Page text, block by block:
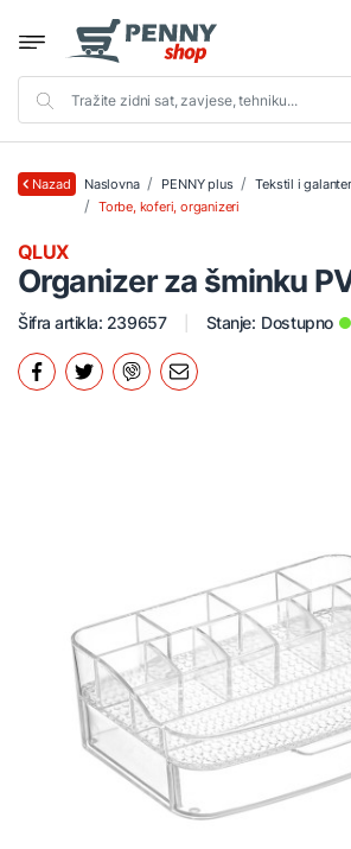
Nazad Naslovna PENNY plus
Tekstil i
Torbe, koferi, organizeri
Organizer za šminku
QLUX
Šifra artikla: 239657 Stanje: Dostupno